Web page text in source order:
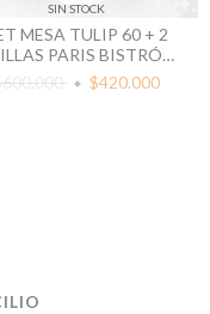
SIN STOCK
MESA TULIP 60 + 2
PARIS BISTRÓ
ACERO$420.000